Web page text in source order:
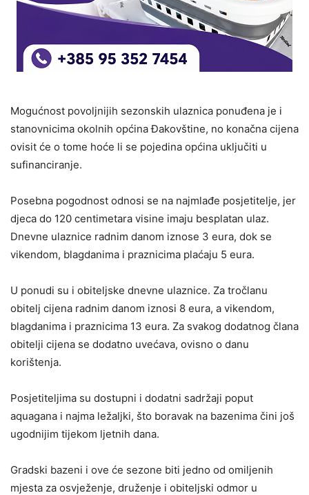
Mogućnost povoljnijih sezonskih ulaznica ponuđena je i
stanovnicima okolnih općina Đakovštine, no konačna cijena
ovisit će o tome hoće li se pojedina općina uključiti u
sufinanciranje.
Posebna pogodnost odnosi se na najmlađe posjetitelje, jer
djeca do 120 centimetara visine imaju besplatan ulaz.
Dnevne ulaznice radnim danom iznose 3 eura, dok se
vikendom, blagdanima i praznicima plaćaju 5 eura.
U ponudi su i obiteljske dnevne ulaznice. Za tročlanu
obitelj cijena radnim danom iznosi 8 eura, a vikendom,
blagdanima i praznicima 13 eura. Za svakog dodatnog člana
obitelji cijena se dodatno uvećava, ovisno o danu
korištenja.
Posjetiteljima su dostupni i dodatni sadržaji poput
aquagana i najma ležaljki, što boravak na bazenima čini još
ugodnijim tijekom ljetnih dana.
Gradski bazeni i ove će sezone biti jedno od omiljenih
mjesta za osvježenje, druženje i obiteljski odmor u